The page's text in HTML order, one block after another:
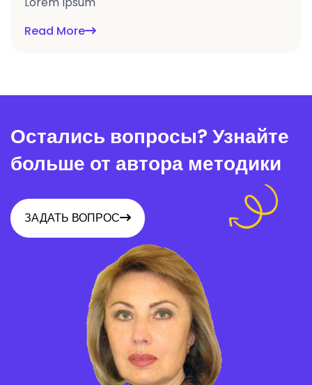
Read More
Остались вопросы? Узнайте
больше от автора методики
ЗАДАТЬ ВОПРОС